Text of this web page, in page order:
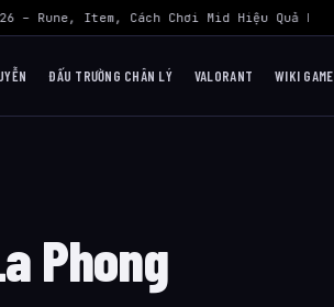
– Rune, Item, Cách Chơi Mid Hiệu Quả Nhất
ĐẤU TRƯỜNG CHÂN LÝ VALORANT WIKI GAME
Phong